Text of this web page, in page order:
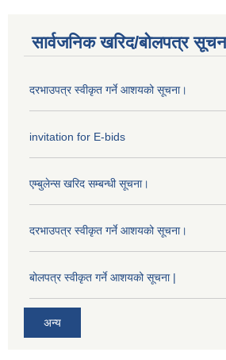
सार्वजनिक खरिद/बोलपत्र
दरभाउपत्र स्वीकृत गर्ने आशयको सूचना।
invitation for E-bids
एम्बुलेन्स खरिद सम्बन्धी सूचना।
दरभाउपत्र स्वीकृत गर्ने आशयको सूचना।
बोलपत्र स्वीकृत गर्ने आशयको सूचना |
अन्य